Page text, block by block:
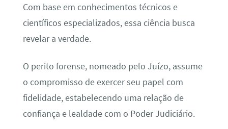
Com base em conhecimentos técnicos e
científicos especializados, essa ciência busca
revelar a verdade.
O perito forense, nomeado pelo Juízo, assume
o compromisso de exercer seu papel com
fidelidade, estabelecendo uma relação de
confiança e lealdade com o Poder Judiciário.